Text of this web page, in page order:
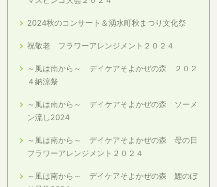
2024秋のコンサート＆湧水町秋まつり文化祭
祝敬老 フラワーアレンジメント２０２４
～風は南から～ デイケアそよかぜの森 ２０２
４納涼祭
～風は南から～ デイケアそよかぜの森 ソーメ
ン流し2024
～風は南から～ デイケアそよかぜの森 母の日
フラワーアレンジメント２０２４
～風は南から～ デイケアそよかぜの森 鯉のぼ